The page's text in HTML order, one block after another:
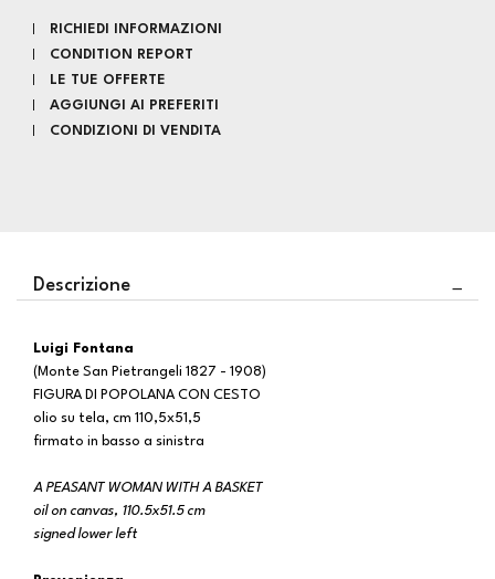
RICHIEDI INFORMAZIONI
CONDITION REPORT
LE TUE OFFERTE
AGGIUNGI AI PREFERITI
CONDIZIONI DI VENDITA
Descrizione
Luigi Fontana
(Monte San Pietrangeli 1827 - 1908)
FIGURA DI POPOLANA CON CESTO
olio su tela, cm 110,5x51,5
firmato in basso a sinistra
A PEASANT WOMAN WITH A BASKET
oil on canvas, 110.5x51.5 cm
signed lower left